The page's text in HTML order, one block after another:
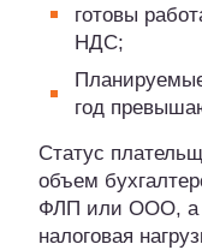
готовы
НДС;
год
Статус
объем
ФЛП или ООО, а
налоговая